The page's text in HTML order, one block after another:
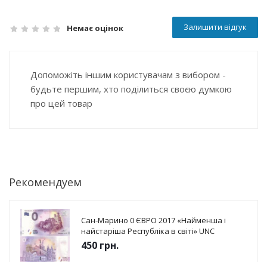
Немає оцінок Залишити відгук
Допоможіть іншим користувачам з вибором -
будьте першим, хто поділиться своєю думкою
про цей товар
Рекомендуем
Сан-Марино 0 ЄВРО 2017 «Найменша і
найстаріша Республіка в світі» UNC
450 грн.